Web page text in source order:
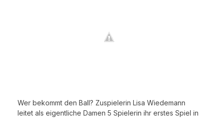
Wer bekommt den Ball? Zuspielerin Lisa Wiedemann
leitet als eigentliche Damen 5 Spielerin ihr erstes Spiel in